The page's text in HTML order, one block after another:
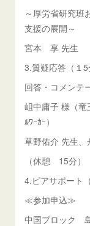
～厚労省研究班
支援の展開～
宮本 享 先生
3.質疑応答（１5
回答・コメンテ
岨中庸子 様（竜
ﾙﾜｰｶｰ）
草野佑介 先生、
（休憩 15分）
4.ピアサポート
≪参加申込≫
中国ブロック